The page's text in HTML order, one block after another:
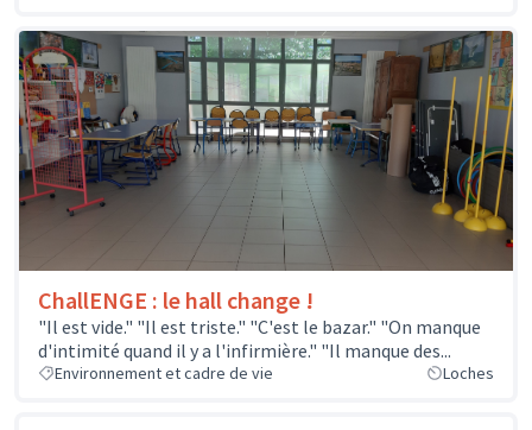
ChallENGE : le hall change !
"Il est vide." "Il est triste." "C'est le bazar." "On manque
d'intimité quand il y a l'infirmière." "Il manque des...
Environnement et cadre de vie Loches